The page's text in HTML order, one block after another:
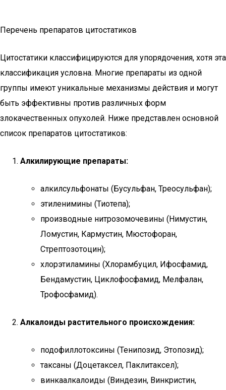
Перечень препаратов цитостатиков
Цитостатики классифицируются для упорядочения, хотя эта
классификация условна. Многие препараты из одной
группы имеют уникальные механизмы действия и могут
быть эффективны против различных форм
злокачественных опухолей. Ниже представлен основной
список препаратов цитостатиков:
Алкилирующие препараты:
алкилсульфонаты (Бусульфан, Треосульфан);
этиленимины (Тиотепа);
производные нитрозомочевины (Нимустин,
Ломустин, Кармустин, Мюстофоран,
Стрептозотоцин);
хлорэтиламины (Хлорамбуцил, Ифосфамид,
Бендамустин, Циклофосфамид, Мелфалан,
Трофосфамид).
Алкалоиды растительного происхождения:
подофиллотоксины (Тенипозид, Этопозид);
таксаны (Доцетаксел, Паклитаксел);
винкаалкалоиды (Виндезин, Винкристин,